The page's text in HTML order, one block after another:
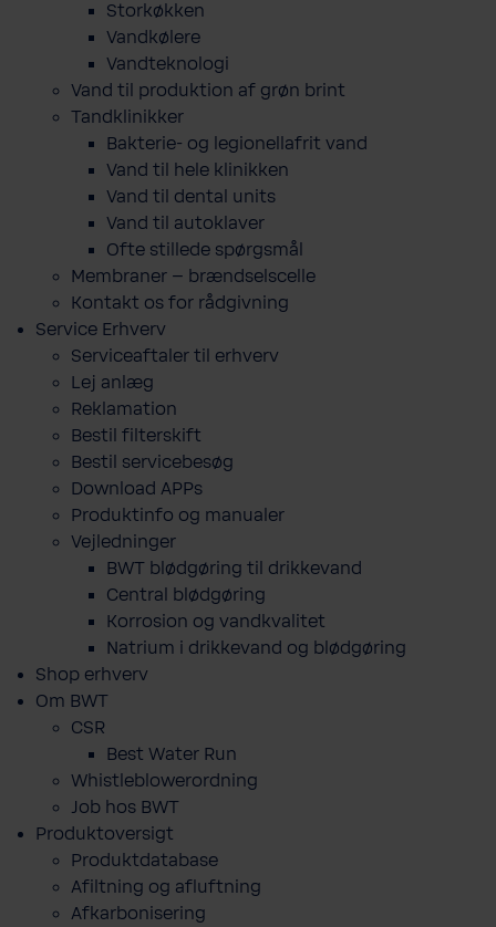
Storkøkken
Vandkølere
Vandteknologi
Vand til produktion af grøn brint
Tandklinikker
Bakterie-​ og legio­nel­lafrit vand
Vand til hele klinikken
Vand til dental units
Vand til autoklaver
Ofte stillede spørgsmål
Membraner – brændselscelle
Kontakt os for rådgivning
Service Erhverv
Serviceaftaler til erhverv
Lej anlæg
Reklamation
Bestil filterskift
Bestil servicebesøg
Download APPs
Produktinfo og manualer
Vejledninger
BWT blødgøring til drikkevand
Central blødgøring
Korro­sion og vand­kva­litet
Natrium i drikkevand og blødgøring
Shop erhverv
Om BWT
CSR
Best Water Run
Whistleblowerordning
Job hos BWT
Produktoversigt
Produktdatabase
​Afiltning og afluftning
Afkarbonisering